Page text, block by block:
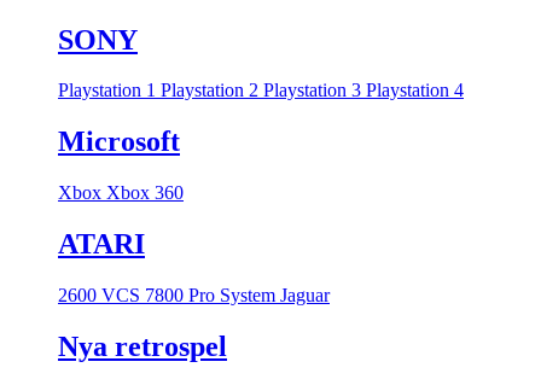
SONY
Playstation 1 Playstation 2 Playstation 3 Playstation 4
Microsoft
Xbox Xbox 360
ATARI
2600 VCS 7800 Pro System Jaguar
Nya retrospel